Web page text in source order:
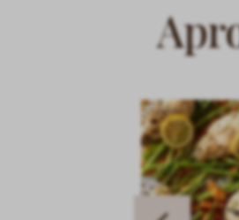
Previous
slide